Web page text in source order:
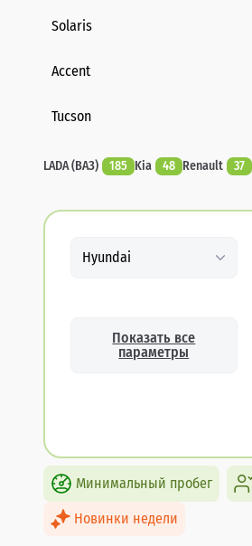
Solaris
Accent
Tucson
LADA (ВАЗ) 185 Kia 48 Renault 37
Hyundai
Показать все
параметры
Минимальный пробег
Новинки недели